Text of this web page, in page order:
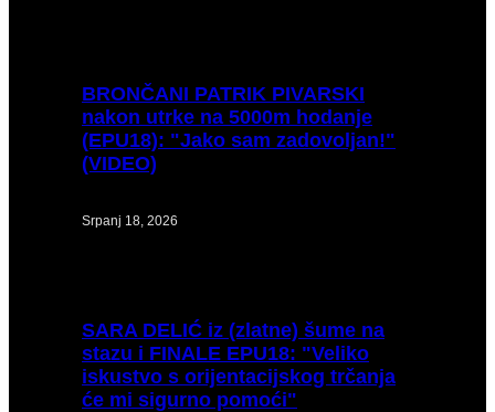
BRONČANI PATRIK PIVARSKI
nakon utrke na 5000m hodanje
(EPU18): "Jako sam zadovoljan!"
(VIDEO)
Srpanj 18, 2026
SARA DELIĆ iz (zlatne) šume na
stazu i FINALE EPU18: "Veliko
iskustvo s orijentacijskog trčanja
će mi sigurno pomoći"